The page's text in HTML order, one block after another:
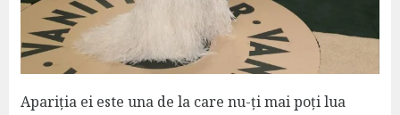
Apariția ei este una de la care nu-ți mai poți lua